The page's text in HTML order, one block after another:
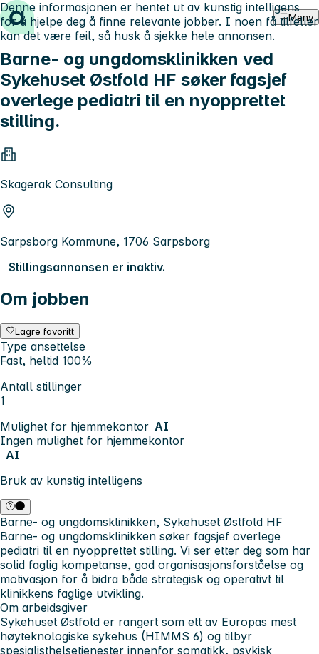
Hopp til innhold Meny
Barne- og ungdomsklinikken ved
Sykehuset Østfold HF søker fagsjef
overlege pediatri til en nyopprettet
stilling.
Skagerak Consulting
Sarpsborg Kommune, 1706 Sarpsborg
Stillingsannonsen er inaktiv.
Om jobben
Lagre favoritt
Type ansettelse
Fast, heltid 100%
Antall stillinger
1
Mulighet for hjemmekontor AI
Ingen mulighet for hjemmekontor
AI
Bruk av kunstig intelligens
Denne informasjonen er hentet ut av kunstig intelligens
for å hjelpe deg å finne relevante jobber. I noen få tilfeller
kan det være feil, så husk å sjekke hele annonsen.
Barne- og ungdomsklinikken, Sykehuset Østfold HF
Barne- og ungdomsklinikken søker fagsjef overlege
pediatri til en nyopprettet stilling. Vi ser etter deg som har
solid faglig kompetanse, god organisasjonsforståelse og
motivasjon for å bidra både strategisk og operativt til
klinikkens faglige utvikling.
Om arbeidsgiver
Sykehuset Østfold er rangert som ett av Europas mest
høyteknologiske sykehus (HIMMS 6) og tilbyr
spesialisthelsetjenester innenfor somatikk, psykisk